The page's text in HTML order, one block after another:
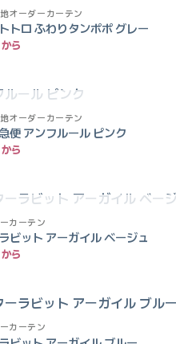
入荷待ち
オーダーカーテン
トロ ふわりタンポポ グレー
入荷待ち
オーダーカーテン
便 アンフルール ピンク
カーテン
ビット アーガイル ベージュ
カーテン